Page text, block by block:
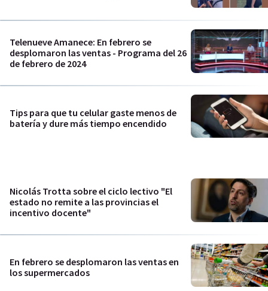
Telenueve Amanece: En febrero se
desplomaron las ventas - Programa del 26
de febrero de 2024
Tips para que tu celular gaste menos de
batería y dure más tiempo encendido
Nicolás Trotta sobre el ciclo lectivo "El
estado no remite a las provincias el
incentivo docente"
En febrero se desplomaron las ventas en
los supermercados